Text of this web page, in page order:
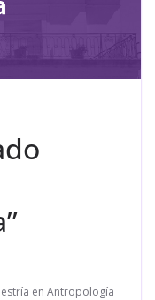
en Antropología